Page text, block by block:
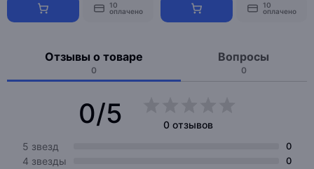
10
оплачено
10
оплачено
Отзывы о товаре
0
Вопросы
0
0/5
0 отзывов
5 звезд
0
4 звезды 0